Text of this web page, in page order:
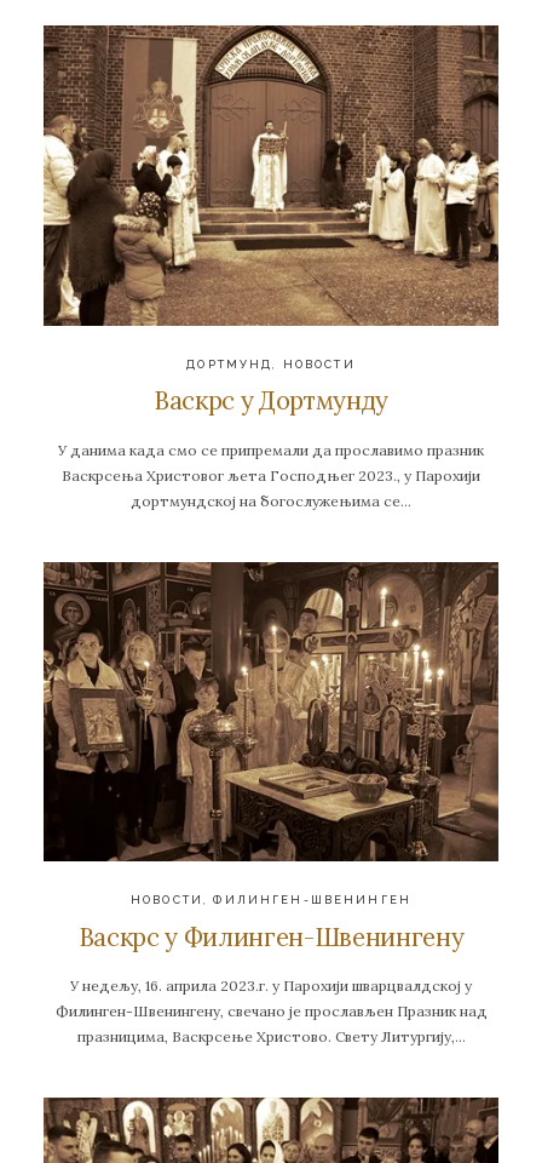
ДОРТМУНД НОВОСТИ
Васкрс у Дортмунду
У данима када смо се припремали да прославимо празник
Васкрсења Христовог љета Господњег 2023., у Парохији
дортмундској на богослужењима се…
НОВОСТИ,ФИЛИНГЕН-ШВЕНИНГЕН
Васкрс у Филинген-Швенингену
У недељу, 16. априла 2023.г. у Парохији шварцвалдској у
Филинген-Швенингену, свечано је прослављен Празник над
празницима, Васкрсење Христово. Свету Литургију,…